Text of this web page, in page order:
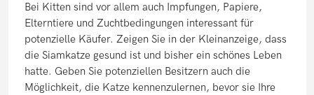
Bei Kitten sind vor allem auch Impfungen, Papiere,
Elterntiere und Zuchtbedingungen interessant für
potenzielle Käufer. Zeigen Sie in der Kleinanzeige, dass
die Siamkatze gesund ist und bisher ein schönes Leben
hatte. Geben Sie potenziellen Besitzern auch die
Möglichkeit, die Katze kennenzulernen, bevor sie Ihre